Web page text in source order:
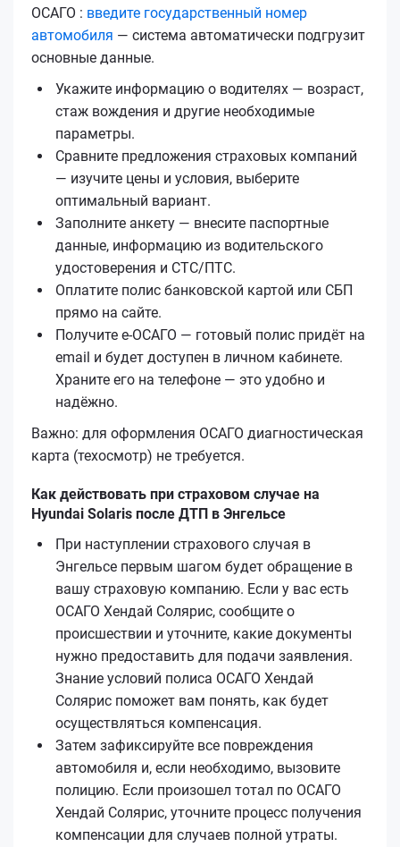
ОСАГО : введите государственный номер
автомобиля — система автоматически подгрузит
основные данные.
Укажите информацию о водителях — возраст,
стаж вождения и другие необходимые
параметры.
Сравните предложения страховых компаний
— изучите цены и условия, выберите
оптимальный вариант.
Заполните анкету — внесите паспортные
данные, информацию из водительского
удостоверения и СТС/ПТС.
Оплатите полис банковской картой или СБП
прямо на сайте.
Получите е‑ОСАГО — готовый полис придёт на
email и будет доступен в личном кабинете.
Храните его на телефоне — это удобно и
надёжно.
Важно: для оформления ОСАГО диагностическая
карта (техосмотр) не требуется.
Как действовать при страховом случае на
Hyundai Solaris после ДТП в Энгельсе
При наступлении страхового случая в
Энгельсе первым шагом будет обращение в
вашу страховую компанию. Если у вас есть
ОСАГО Хендай Солярис, сообщите о
происшествии и уточните, какие документы
нужно предоставить для подачи заявления.
Знание условий полиса ОСАГО Хендай
Солярис поможет вам понять, как будет
осуществляться компенсация.
Затем зафиксируйте все повреждения
автомобиля и, если необходимо, вызовите
полицию. Если произошел тотал по ОСАГО
Хендай Солярис, уточните процесс получения
компенсации для случаев полной утраты.